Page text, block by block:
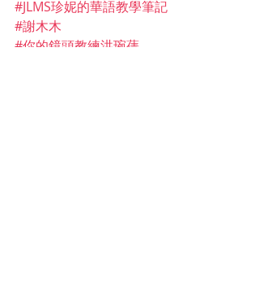
#JLMS珍妮的華語教學筆記
#謝木木
#你的鏡頭教練洪琬蒨